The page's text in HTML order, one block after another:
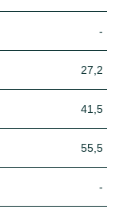
-
27,2
41,5
55,5
-